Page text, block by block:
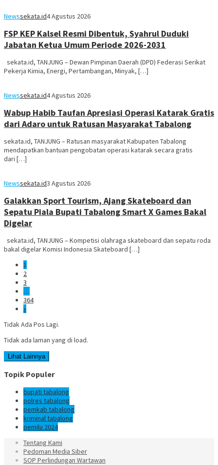
Newssekata.id4 Agustus 2026
FSP KEP Kalsel Resmi Dibentuk, Syahrul Duduki
Jabatan Ketua Umum Periode 2026-2031
sekata.id, TANJUNG – Dewan Pimpinan Daerah (DPD) Federasi Serikat
Pekerja Kimia, Energi, Pertambangan, Minyak, […]
Newssekata.id4 Agustus 2026
Wabup Habib Taufan Apresiasi Operasi Katarak Gratis
dari Adaro untuk Ratusan Masyarakat Tabalong
sekata.id, TANJUNG – Ratusan masyarakat Kabupaten Tabalong
mendapatkan bantuan pengobatan operasi katarak secara gratis
dari […]
Newssekata.id3 Agustus 2026
Galakkan Sport Tourism, Ajang Skateboard dan
Sepatu Piala Bupati Tabalong Smart X Games Bakal
Digelar
sekata.id, TANJUNG – Kompetisi olahraga skateboard dan sepatu roda
bakal digelar Komisi Indonesia Skateboard […]
1
2
3
…
364
»
Tidak Ada Pos Lagi.
Tidak ada laman yang di load.
Lihat Lainnya
Topik Populer
bupati tabalong
polres tabalong
pemkab tabalong
kriminal tabalong
pemilu 2024
Tentang Kami
Pedoman Media Siber
SOP Perlindungan Wartawan